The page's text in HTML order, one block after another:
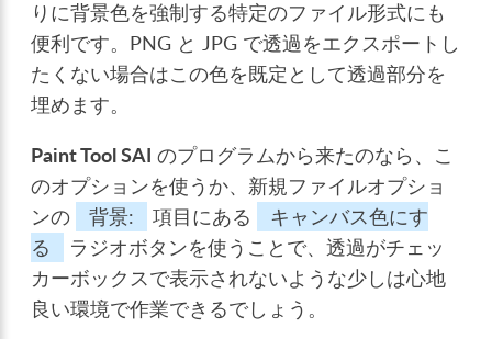
りに背景色を強制する特定のファイル形式にも
便利です。PNG と JPG で透過をエクスポートし
たくない場合はこの色を既定として透過部分を
埋めます。
Paint Tool SAI のプログラムから来たのなら、こ
のオプションを使うか、新規ファイルオプショ
ンの
背景: 項目にある
キャンバス色にす
る
ラジオボタンを使うことで、透過がチェッ
カーボックスで表示されないような少しは心地
良い環境で作業できるでしょう。